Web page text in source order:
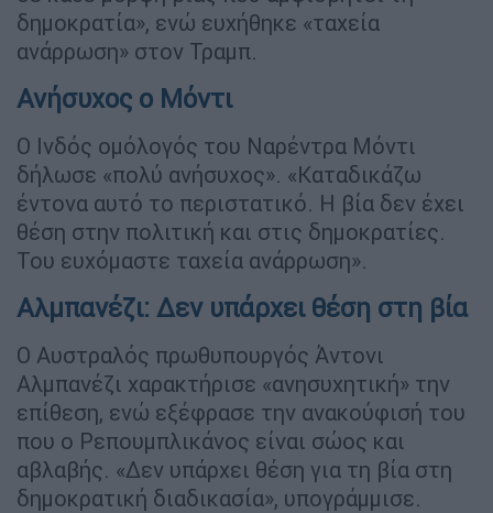
δημοκρατία», ενώ ευχήθηκε «ταχεία
ανάρρωση» στον Τραμπ.
Ανήσυχος ο Μόντι
Ο Ινδός ομόλογός του Ναρέντρα Μόντι
δήλωσε «πολύ ανήσυχος». «Καταδικάζω
έντονα αυτό το περιστατικό. Η βία δεν έχει
θέση στην πολιτική και στις δημοκρατίες.
Του ευχόμαστε ταχεία ανάρρωση».
Αλμπανέζι: Δεν υπάρχει θέση στη βία
Ο Αυστραλός πρωθυπουργός Άντονι
Αλμπανέζι χαρακτήρισε «ανησυχητική» την
επίθεση, ενώ εξέφρασε την ανακούφισή του
που ο Ρεπουμπλικάνος είναι σώος και
αβλαβής. «Δεν υπάρχει θέση για τη βία στη
δημοκρατική διαδικασία», υπογράμμισε.